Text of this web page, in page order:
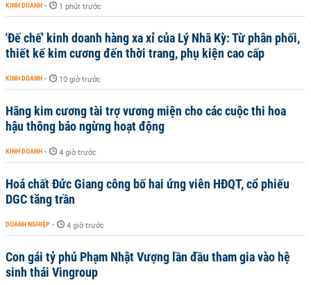
KINH DOANH - 1 phút trước
'Đế chế’ kinh doanh hàng xa xỉ của Lý Nhã Kỳ: Từ phân phối,
thiết kế kim cương đến thời trang, phụ kiện cao cấp
KINH DOANH - 10 giờ trước
Hãng kim cương tài trợ vương miện cho các cuộc thi hoa
hậu thông báo ngừng hoạt động
KINH DOANH - 4 giờ trước
Hoá chất Đức Giang công bố hai ứng viên HĐQT, cổ phiếu
DGC tăng trần
DOANH NGHIỆP - 4 giờ trước
Con gái tỷ phú Phạm Nhật Vượng lần đầu tham gia vào hệ
sinh thái Vingroup